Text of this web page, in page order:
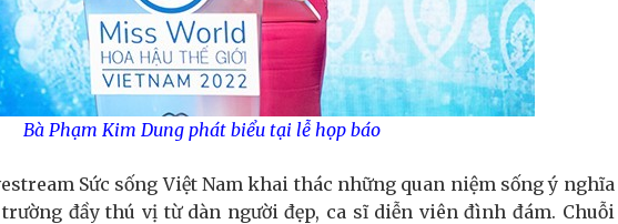
Bà Phạm Kim Dung phát biểu tại lễ họp báo
Sức sống Việt Nam khai thác những quan niệm sống ý nghĩa
đầy thú vị từ dàn người đẹp, ca sĩ diễn viên đình đám. Chuỗi